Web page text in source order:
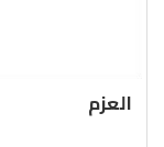
العزم